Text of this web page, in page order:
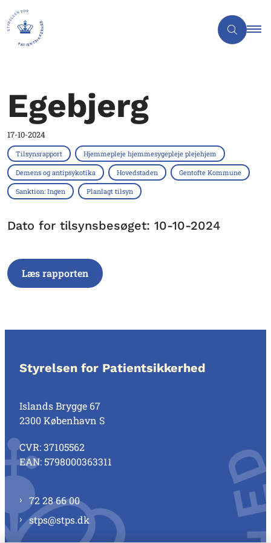
Egebjerg
17-10-2024
Tilsynsrapport Hjemmepleje hjemmesygepleje plejehjem
Demens og antipsykotika Hovedstaden Gentofte Kommune
Sanktion: Ingen Planlagt tilsyn
Dato for tilsynsbesøget: 10-10-2024
Læs rapporten
Styrelsen for Patientsikkerhed
Islands Brygge 67
2300 København S
CVR: 37105562
EAN: 5798000363311
72 28 66 00
stps@stps.dk